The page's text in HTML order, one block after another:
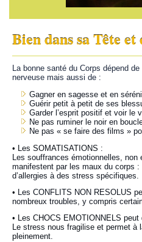
Bien dans sa Tête
La bonne santé du Corps dépend
nerveuse mais aussi de :
Gagner en sagesse et en
Guérir petit à petit de ses
Garder l’esprit positif et voir le
Ne pas ruminer le noir en
Ne pas « se faire des films »
• Les SOMATISATIONS :
Les souffrances émotionnelles,
manifestent par les maux du corps
d’allergies à des stress spécifiques.
• Les CONFLITS NON RESOLUS
nombreux troubles, y compris
• Les CHOCS EMOTIONNELS
Le stress nous fragilise et permet à
pleinement.